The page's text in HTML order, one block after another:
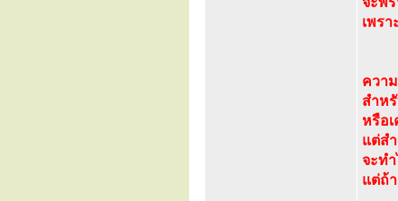
เพร
ควา
สำห
หรือ
แต่ส
จะท
แต่ถ้